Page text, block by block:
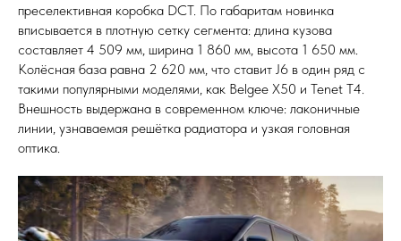
преселективная коробка DCT. По габаритам новинка
вписывается в плотную сетку сегмента: длина кузова
составляет 4 509 мм, ширина 1 860 мм, высота 1 650 мм.
Колёсная база равна 2 620 мм, что ставит J6 в один ряд с
такими популярными моделями, как Belgee X50 и Tenet T4.
Внешность выдержана в современном ключе: лаконичные
линии, узнаваемая решётка радиатора и узкая головная
оптика.